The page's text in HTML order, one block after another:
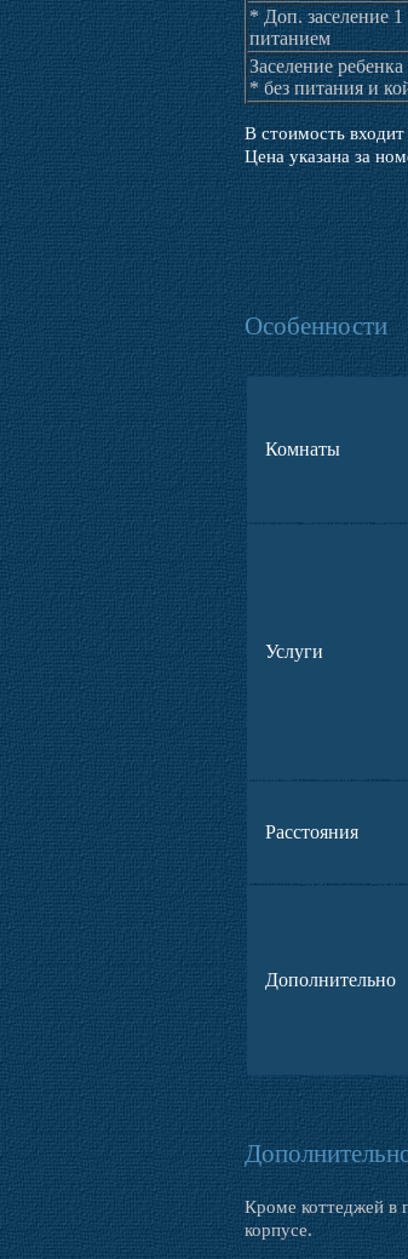
* Доп. заселение
питанием
Заселение ребенка
* без питания и
В стоимость входит
Цена указана за
Особенности
Комнаты
Услуги
Расстояния
Дополнительно
Кроме коттеджей в
корпусе.